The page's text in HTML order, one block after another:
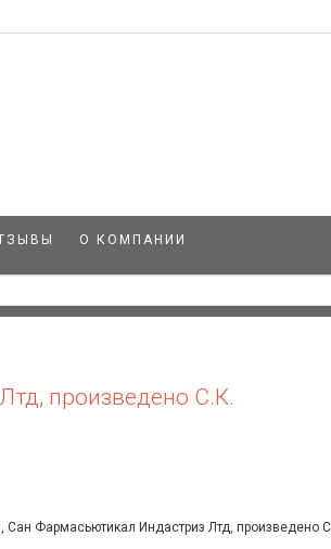
О КОМПАНИИ
произведено C.К.
Фармасьютикал Индастриз Лтд, произведено